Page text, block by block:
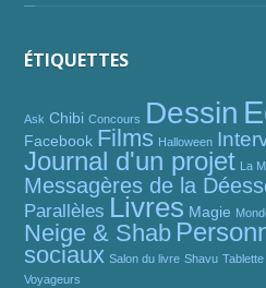
ÉTIQUETTES
Ask Chibi Concours Dessin
Facebook Films Halloween
Journal d'un projet La
Messagères de la
Parallèles Livres Magie
Neige & Shab
sociaux Salon du livre Shavu Tablette
Voyageurs